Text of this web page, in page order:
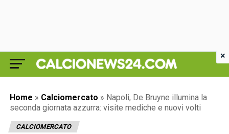
Home » Calciomercato » Napoli, De Bruyne illumina la
seconda giornata azzurra: visite mediche e nuovi volti
CALCIOMERCATO
×